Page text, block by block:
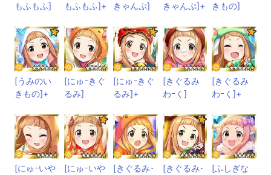
もふもふ]
もふもふ]+
きゃんぷ]
きゃんぷ]+
きもの]
[うみのい
きもの]+
[にゅｰきぐ
るみ]
[にゅｰきぐ
るみ]+
[きぐるみ
わｰく]
[きぐるみ
わｰく]+
[にゅｰいや
[にゅｰいや
[きぐるみ･
[きぐるみ･
[ふしぎな